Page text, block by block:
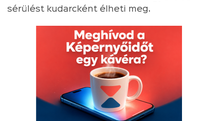
sérülést kudarcként élheti meg.